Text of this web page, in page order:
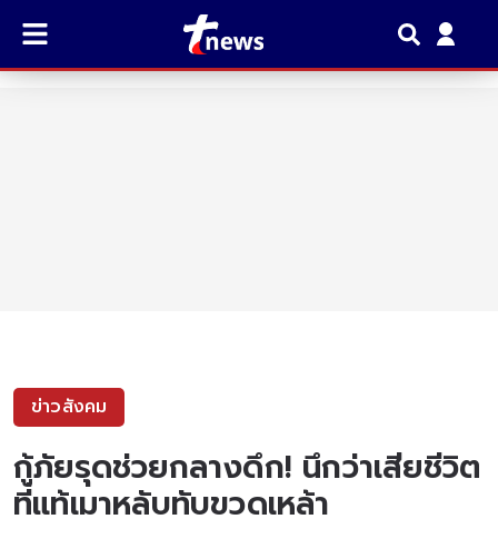
ข่าวสังคม
กู้ภัยรุดช่วยกลางดึก! นึกว่าเสียชีวิต
ที่แท้เมาหลับทับขวดเหล้า